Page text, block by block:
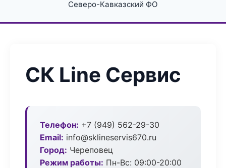
Северо-Кавказский ФО
СК Line Сервис
Телефон: +7 (949) 562-29-30
Email: info@sklineservis670.ru
Город: Череповец
Режим работы: Пн-Вс: 09:00-20:00